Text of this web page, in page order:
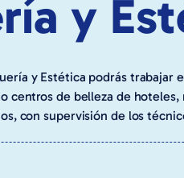
y
y Estética podrás trabajar
centros de belleza de hoteles,
con supervisión de los